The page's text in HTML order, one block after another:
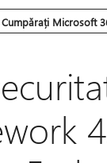
Cumpărați Microsoft